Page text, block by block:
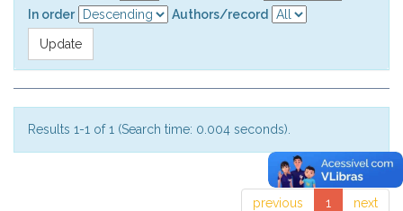
In order
Authors/record
Results 1-1 of 1 (Search time: 0.004 seconds).
previous 1 next